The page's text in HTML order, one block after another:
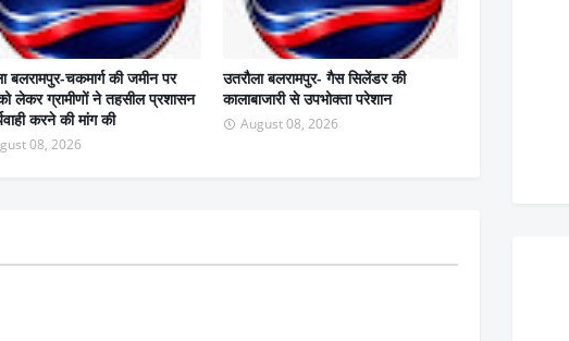
बलरामपुर-चकमार्ग की जमीन पर
लेकर ग्रामीणों ने तहसील प्रशासन
करने की मांग की
08, 2026
उतरौला बलरामपुर- गैस सिलेंडर की
कालाबाजारी से उपभोक्ता परेशान
August 08, 2026